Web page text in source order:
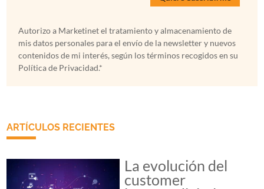
Autorizo a Marketinet el tratamiento y almacenamiento de
mis datos personales para el envío de la newsletter y nuevos
contenidos de mi interés, según los términos recogidos en su
Política de Privacidad.*
ARTÍCULOS RECIENTES
La evolución del
customer